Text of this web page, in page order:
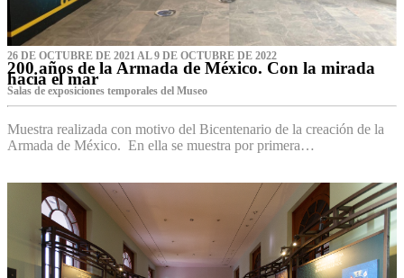
26 DE OCTUBRE DE 2021 AL 9 DE OCTUBRE DE 2022
200 años de la Armada de México. Con la mirada
hacia el mar
Salas de exposiciones temporales del Museo‌
Muestra realizada con motivo del Bicentenario de la creación de la
Armada de México. En ella se muestra por primera…